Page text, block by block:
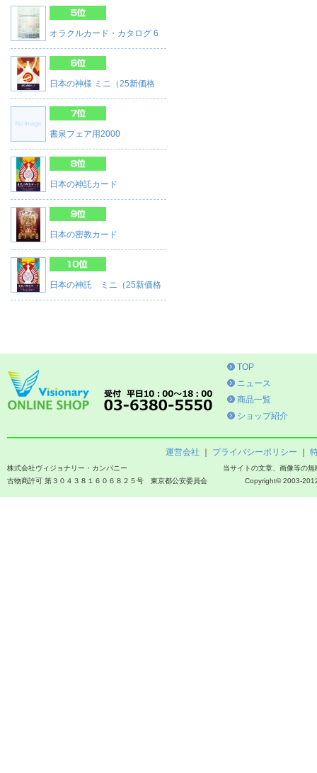
オラクルカード・カタログ 6
日本の神様 ミニ（25新価格
書泉フェア用2000
日本の神託カード
日本の密教カード
日本の神託 ミニ（25新価格
TOP
ニュース
商品一覧
ショップ紹介
運営会社 プライバシーポリシー
当サイトの文章、画像等の
Copyright© 2003-
株式会社ヴィジョナリー・カンパニー
古物商許可 第３０４３８１６０６８２５号 東京都公安委員会